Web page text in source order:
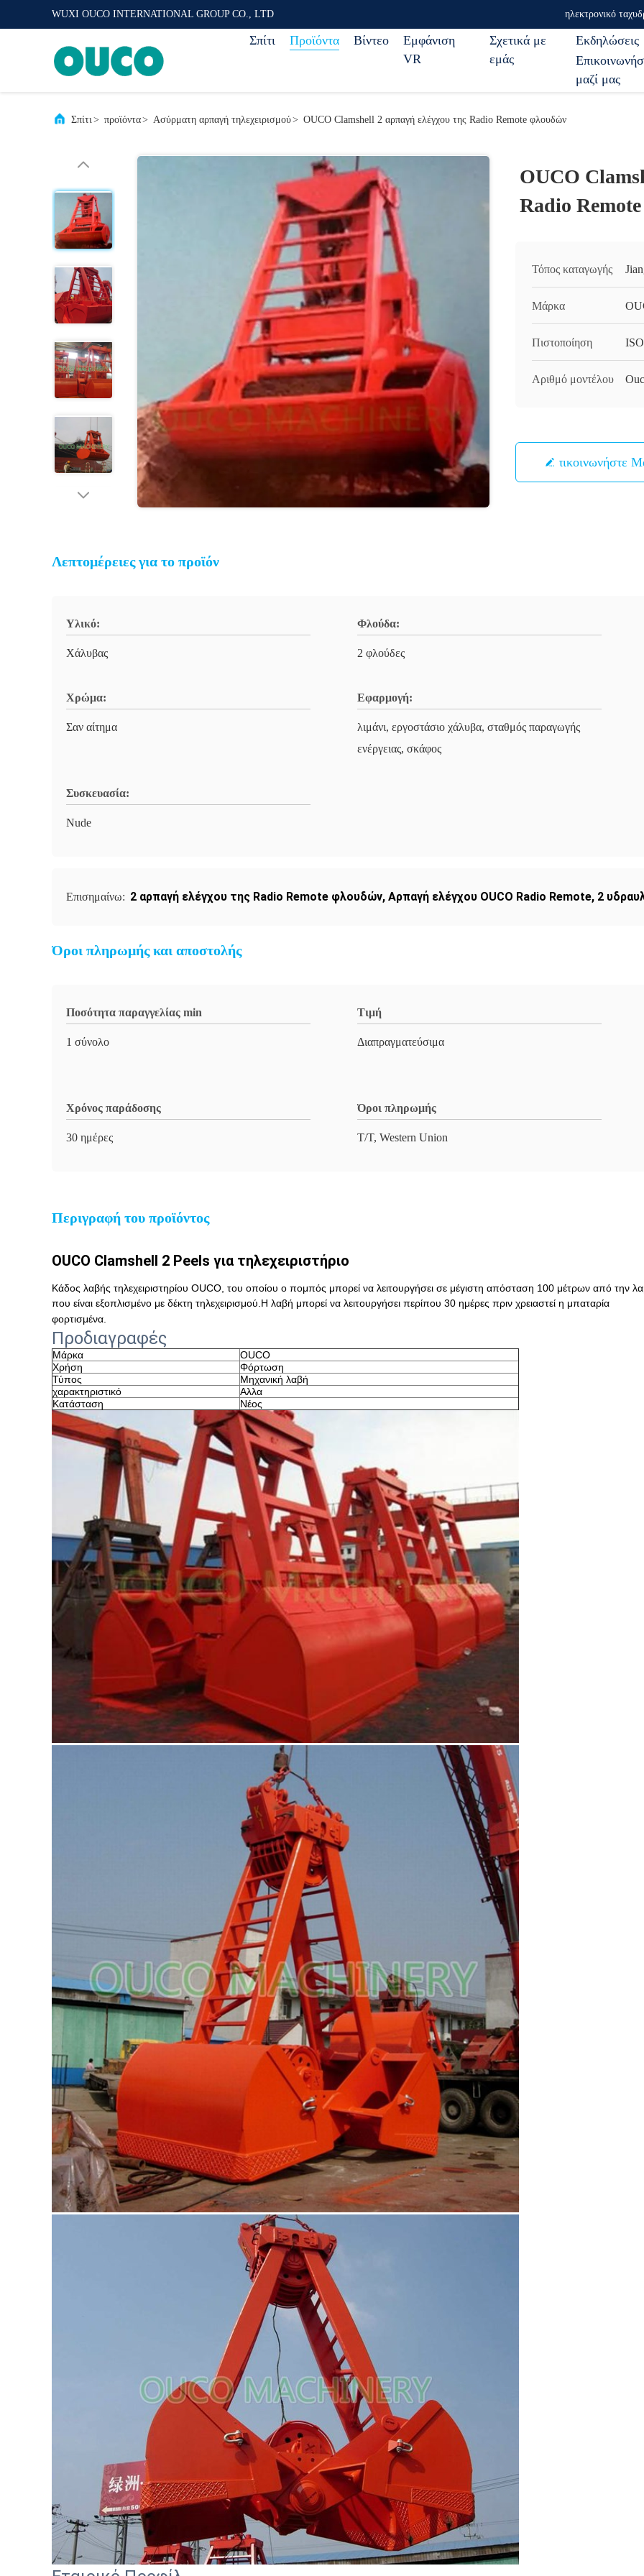
WUXI OUCO INTERNATIONAL GROUP CO., LTD ηλεκτρονικό
Σπίτι Προϊόντα Βίντεο
Εμφάνιση
VR
Σχετικά με
εμάς
Εκδηλώσεις
μαζί μας
Σπίτι> προϊόντα> Ασύρματη αρπαγή τηλεχειρισμού> OUCO Clamshell 2 αρπαγή ελέγχου της Radio Remote φλουδών
OUCO
Radio
Τόπος καταγωγής
Μάρκα
Πιστοποίηση
Αριθμό μοντέλου
Επικοινωνήστε
Λεπτομέρειες για το προϊόν
Υλικό:
Χάλυβας
Φλούδα:
2 φλούδες
Χρώμα:
Σαν αίτημα
Εφαρμογή:
λιμάνι, εργοστάσιο χάλυβα, σταθμός παραγωγής
ενέργειας, σκάφος
Συσκευασία:
Nude
Επισημαίνω: 2 αρπαγή ελέγχου της Radio Remote φλουδών, Αρπαγή ελέγχου OUCO Radio Remote, 2
Όροι πληρωμής και αποστολής
Ποσότητα παραγγελίας min
1 σύνολο
Τιμή
Διαπραγματεύσιμα
Χρόνος παράδοσης
30 ημέρες
Όροι πληρωμής
T/T, Western Union
Περιγραφή του προϊόντος
OUCO Clamshell 2 Peels για τηλεχειριστήριο
Κάδος λαβής τηλεχειριστηρίου OUCO, του οποίου ο πομπός μπορεί να λειτουργήσει σε μέγιστη απόσταση 100 μέτρων από την
που είναι εξοπλισμένο με δέκτη τηλεχειρισμού.Η λαβή μπορεί να λειτουργήσει περίπου 30 ημέρες πριν χρειαστεί η μπαταρία
φορτισμένα.
Προδιαγραφές
Μάρκα
OUCO
Χρήση
Φόρτωση
Τύπος
Μηχανική λαβή
χαρακτηριστικό
Αλλα
Κατάσταση
Νέος